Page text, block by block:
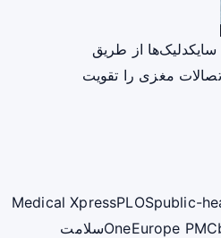
از طریق
مغزی را تقویت
Medical XpressPLOSpublic-
OneEurope PMC
سلامت